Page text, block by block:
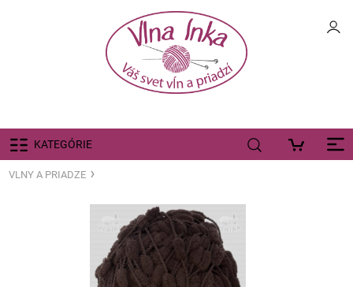
KATEGÓRIE
VLNY A PRIADZE